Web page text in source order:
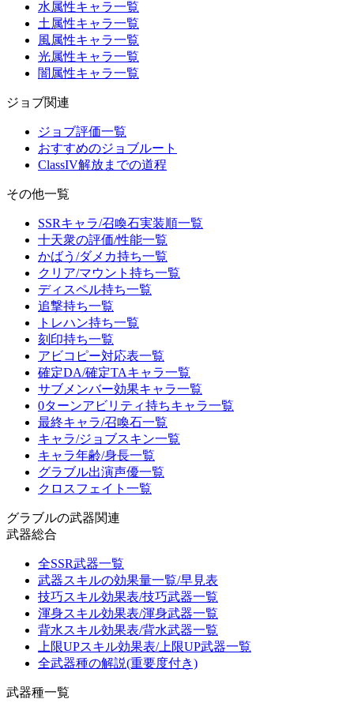
水属性キャラ一覧
土属性キャラ一覧
風属性キャラ一覧
光属性キャラ一覧
闇属性キャラ一覧
ジョブ関連
ジョブ評価一覧
おすすめのジョブルート
ClassIV解放までの道程
その他一覧
SSRキャラ/召喚石実装順一覧
十天衆の評価/性能一覧
かばう/ダメカ持ち一覧
クリア/マウント持ち一覧
ディスペル持ち一覧
追撃持ち一覧
トレハン持ち一覧
刻印持ち一覧
アビコピー対応表一覧
確定DA/確定TAキャラ一覧
サブメンバー効果キャラ一覧
0ターンアビリティ持ちキャラ一覧
最終キャラ/召喚石一覧
キャラ/ジョブスキン一覧
キャラ年齢/身長一覧
グラブル出演声優一覧
クロスフェイト一覧
グラブルの武器関連
武器総合
全SSR武器一覧
武器スキルの効果量一覧/早見表
技巧スキル効果表/技巧武器一覧
渾身スキル効果表/渾身武器一覧
背水スキル効果表/背水武器一覧
上限UPスキル効果表/上限UP武器一覧
全武器種の解説(重要度付き)
武器種一覧